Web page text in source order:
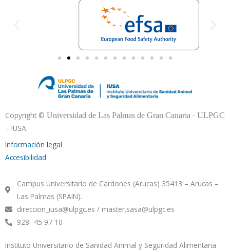
Copyright © Universidad de Las Palmas de Gran Canaria · ULPGC
– IUSA.
Información legal
Accesibilidad
Campus Universitario de Cardones (Arucas) 35413 – Arucas –
Las Palmas (SPAIN).
direccion_iusa@ulpgc.es / master.sasa@ulpgc.es
928- 45 97 10
Instituto Universitario de Sanidad Animal y Seguridad Alimentaria